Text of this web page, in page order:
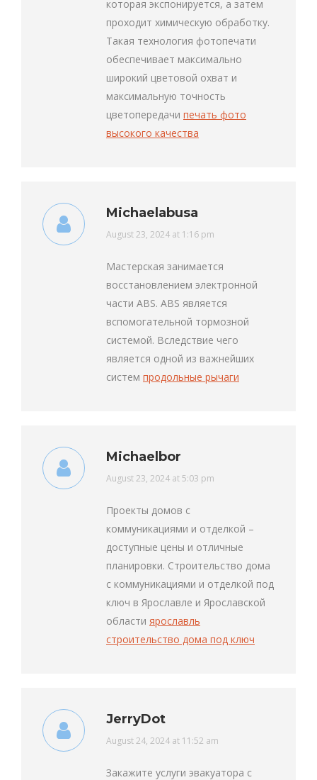
которая экспонируется, а затем
проходит химическую обработку.
Такая технология фотопечати
обеспечивает максимально
широкий цветовой охват и
максимальную точность
цветопередачи печать фото
высокого качества
Michaelabusa
says:
August 23, 2024 at 1:16 pm
Мастерская занимается
восстановлением электронной
части ABS. ABS является
вспомогательной тормозной
системой. Вследствие чего
является одной из важнейших
систем продольные рычаги
Michaelbor
says:
August 23, 2024 at 5:03 pm
Проекты домов с
коммуникациями и отделкой –
доступные цены и отличные
планировки. Строительство дома
с коммуникациями и отделкой под
ключ в Ярославле и Ярославской
области ярославль
строительство дома под ключ
JerryDot
says:
August 24, 2024 at 11:52 am
Закажите услуги эвакуатора с